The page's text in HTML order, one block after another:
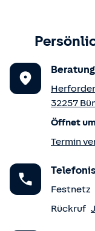
32257
Öffnet
Termin
Festnetz
Rückruf